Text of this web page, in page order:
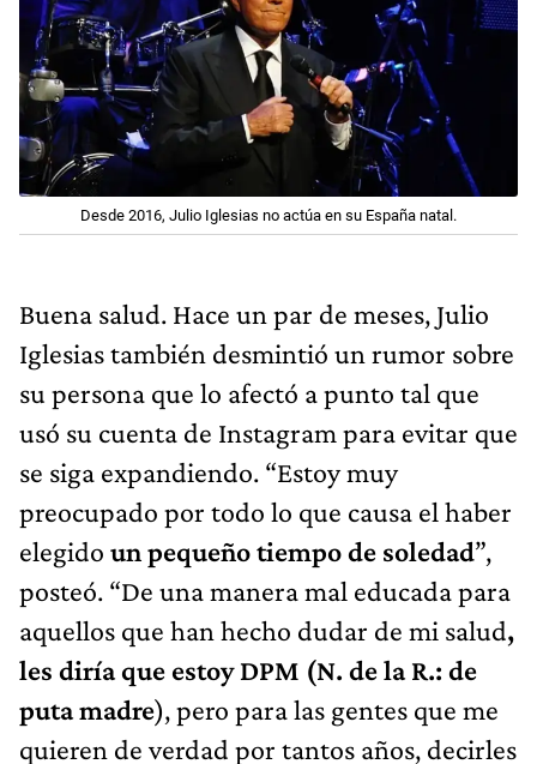
Desde 2016, Julio Iglesias no actúa en su España natal.
Buena salud. Hace un par de meses, Julio
Iglesias también desmintió un rumor sobre
su persona que lo afectó a punto tal que
usó su cuenta de Instagram para evitar que
se siga expandiendo. “Estoy muy
preocupado por todo lo que causa el haber
elegido un pequeño tiempo de soledad”,
posteó. “De una manera mal educada para
aquellos que han hecho dudar de mi salud,
les diría que estoy DPM (N. de la R.: de
puta madre), pero para las gentes que me
quieren de verdad por tantos años, decirles